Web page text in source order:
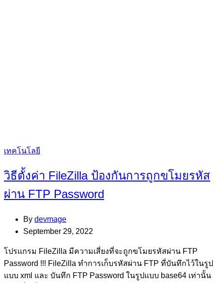
Categories
เทคโนโลยี
วิธีตั้งค่า FileZilla ป้องกันการถูกขโมยรหัส
ผ่าน FTP Password
By devmage
September 29, 2022
โปรแกรม FileZilla มีความเสี่ยงที่จะถูกขโมยรหัสผ่าน FTP
Password !!! FileZilla ทำการเก็บรหัสผ่าน FTP ที่บันทึกไว้ในรูป
แบบ xml และ บันทึก FTP Password ในรูปแบบ base64 เท่านั้น